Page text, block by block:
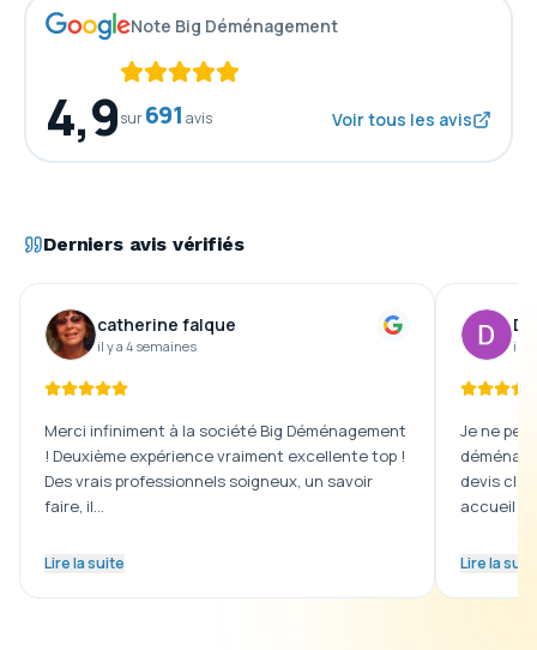
Note Big Déménagement
4,9sur691 avis Voir tous les avis
Derniers avis vérifiés
catherine falque
il y a 4 semaines
Merci infiniment à la société Big Déménagement
! Deuxième expérience vraiment excellente top !
Des vrais professionnels soigneux, un savoir
faire, il…
Lire la suite
il y
Je ne
devis
accueil …
Lire la